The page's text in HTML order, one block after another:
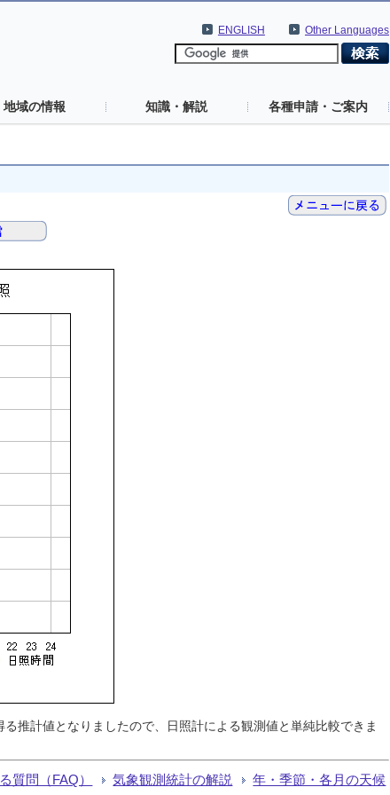
Other Languages
ENGLISH
地域の情報 知識・解説 各種申請・ご案内
推計値となりましたので、日照計による観測値と単純比較できま
質問（FAQ） 気象観測統計の解説 年・季節・各月の天候